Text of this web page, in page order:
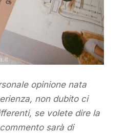
opinione nata
non dubito ci
se volete dire la
sarà di